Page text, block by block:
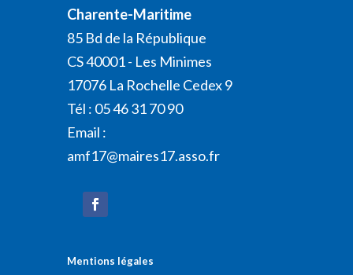
Charente-Maritime
85 Bd de la République
CS 40001 - Les Minimes
17076 La Rochelle Cedex 9
Tél : 05 46 31 70 90
Email :
amf17@maires17.asso.fr
Mentions légales